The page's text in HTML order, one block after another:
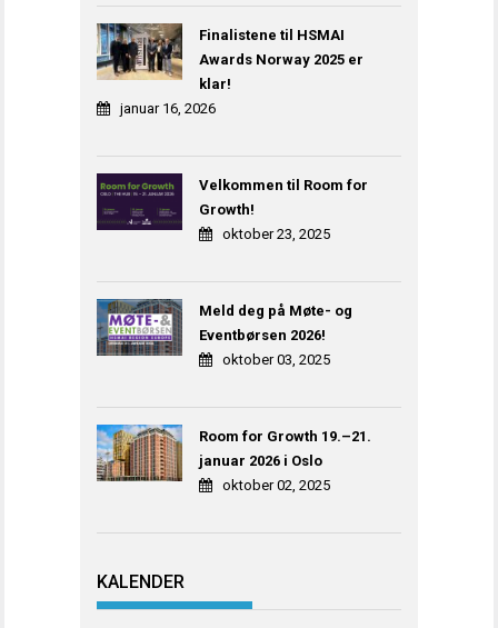
Finalistene til HSMAI
Awards Norway 2025 er
klar!
januar 16, 2026
Velkommen til Room for
Growth!
oktober 23, 2025
Meld deg på Møte- og
Eventbørsen 2026!
oktober 03, 2025
Room for Growth 19.–21.
januar 2026 i Oslo
oktober 02, 2025
KALENDER